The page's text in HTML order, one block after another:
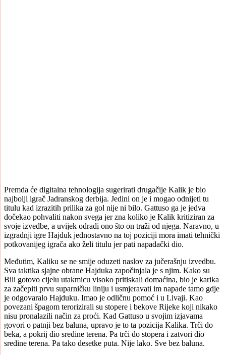
Premda će digitalna tehnologija sugerirati drugačije Kalik je bio
najbolji igrač Jadranskog derbija. Jedini on je i mogao odnijeti tu
titulu kad izrazitih prilika za gol nije ni bilo. Gattuso ga je jedva
dočekao pohvaliti nakon svega jer zna koliko je Kalik kritiziran za
svoje izvedbe, a uvijek odradi ono što on traži od njega. Naravno, u
izgradnji igre Hajduk jednostavno na toj poziciji mora imati tehnički
potkovanijeg igrača ako želi titulu jer pati napadački dio.
Međutim, Kaliku se ne smije oduzeti naslov za jučerašnju izvedbu.
Sva taktika sjajne obrane Hajduka započinjala je s njim. Kako su
Bili gotovo cijelu utakmicu visoko pritiskali domaćina, bio je karika
za začepiti prvu suparničku liniju i usmjeravati im napade tamo gdje
je odgovaralo Hajduku. Imao je odličnu pomoć i u Livaji. Kao
povezani špagom terorizirali su stopere i bekove Rijeke koji nikako
nisu pronalazili način za proći. Kad Gattuso u svojim izjavama
govori o patnji bez baluna, upravo je to ta pozicija Kalika. Trči do
beka, a pokrij dio sredine terena. Pa trči do stopera i zatvori dio
sredine terena. Pa tako desetke puta. Nije lako. Sve bez baluna.